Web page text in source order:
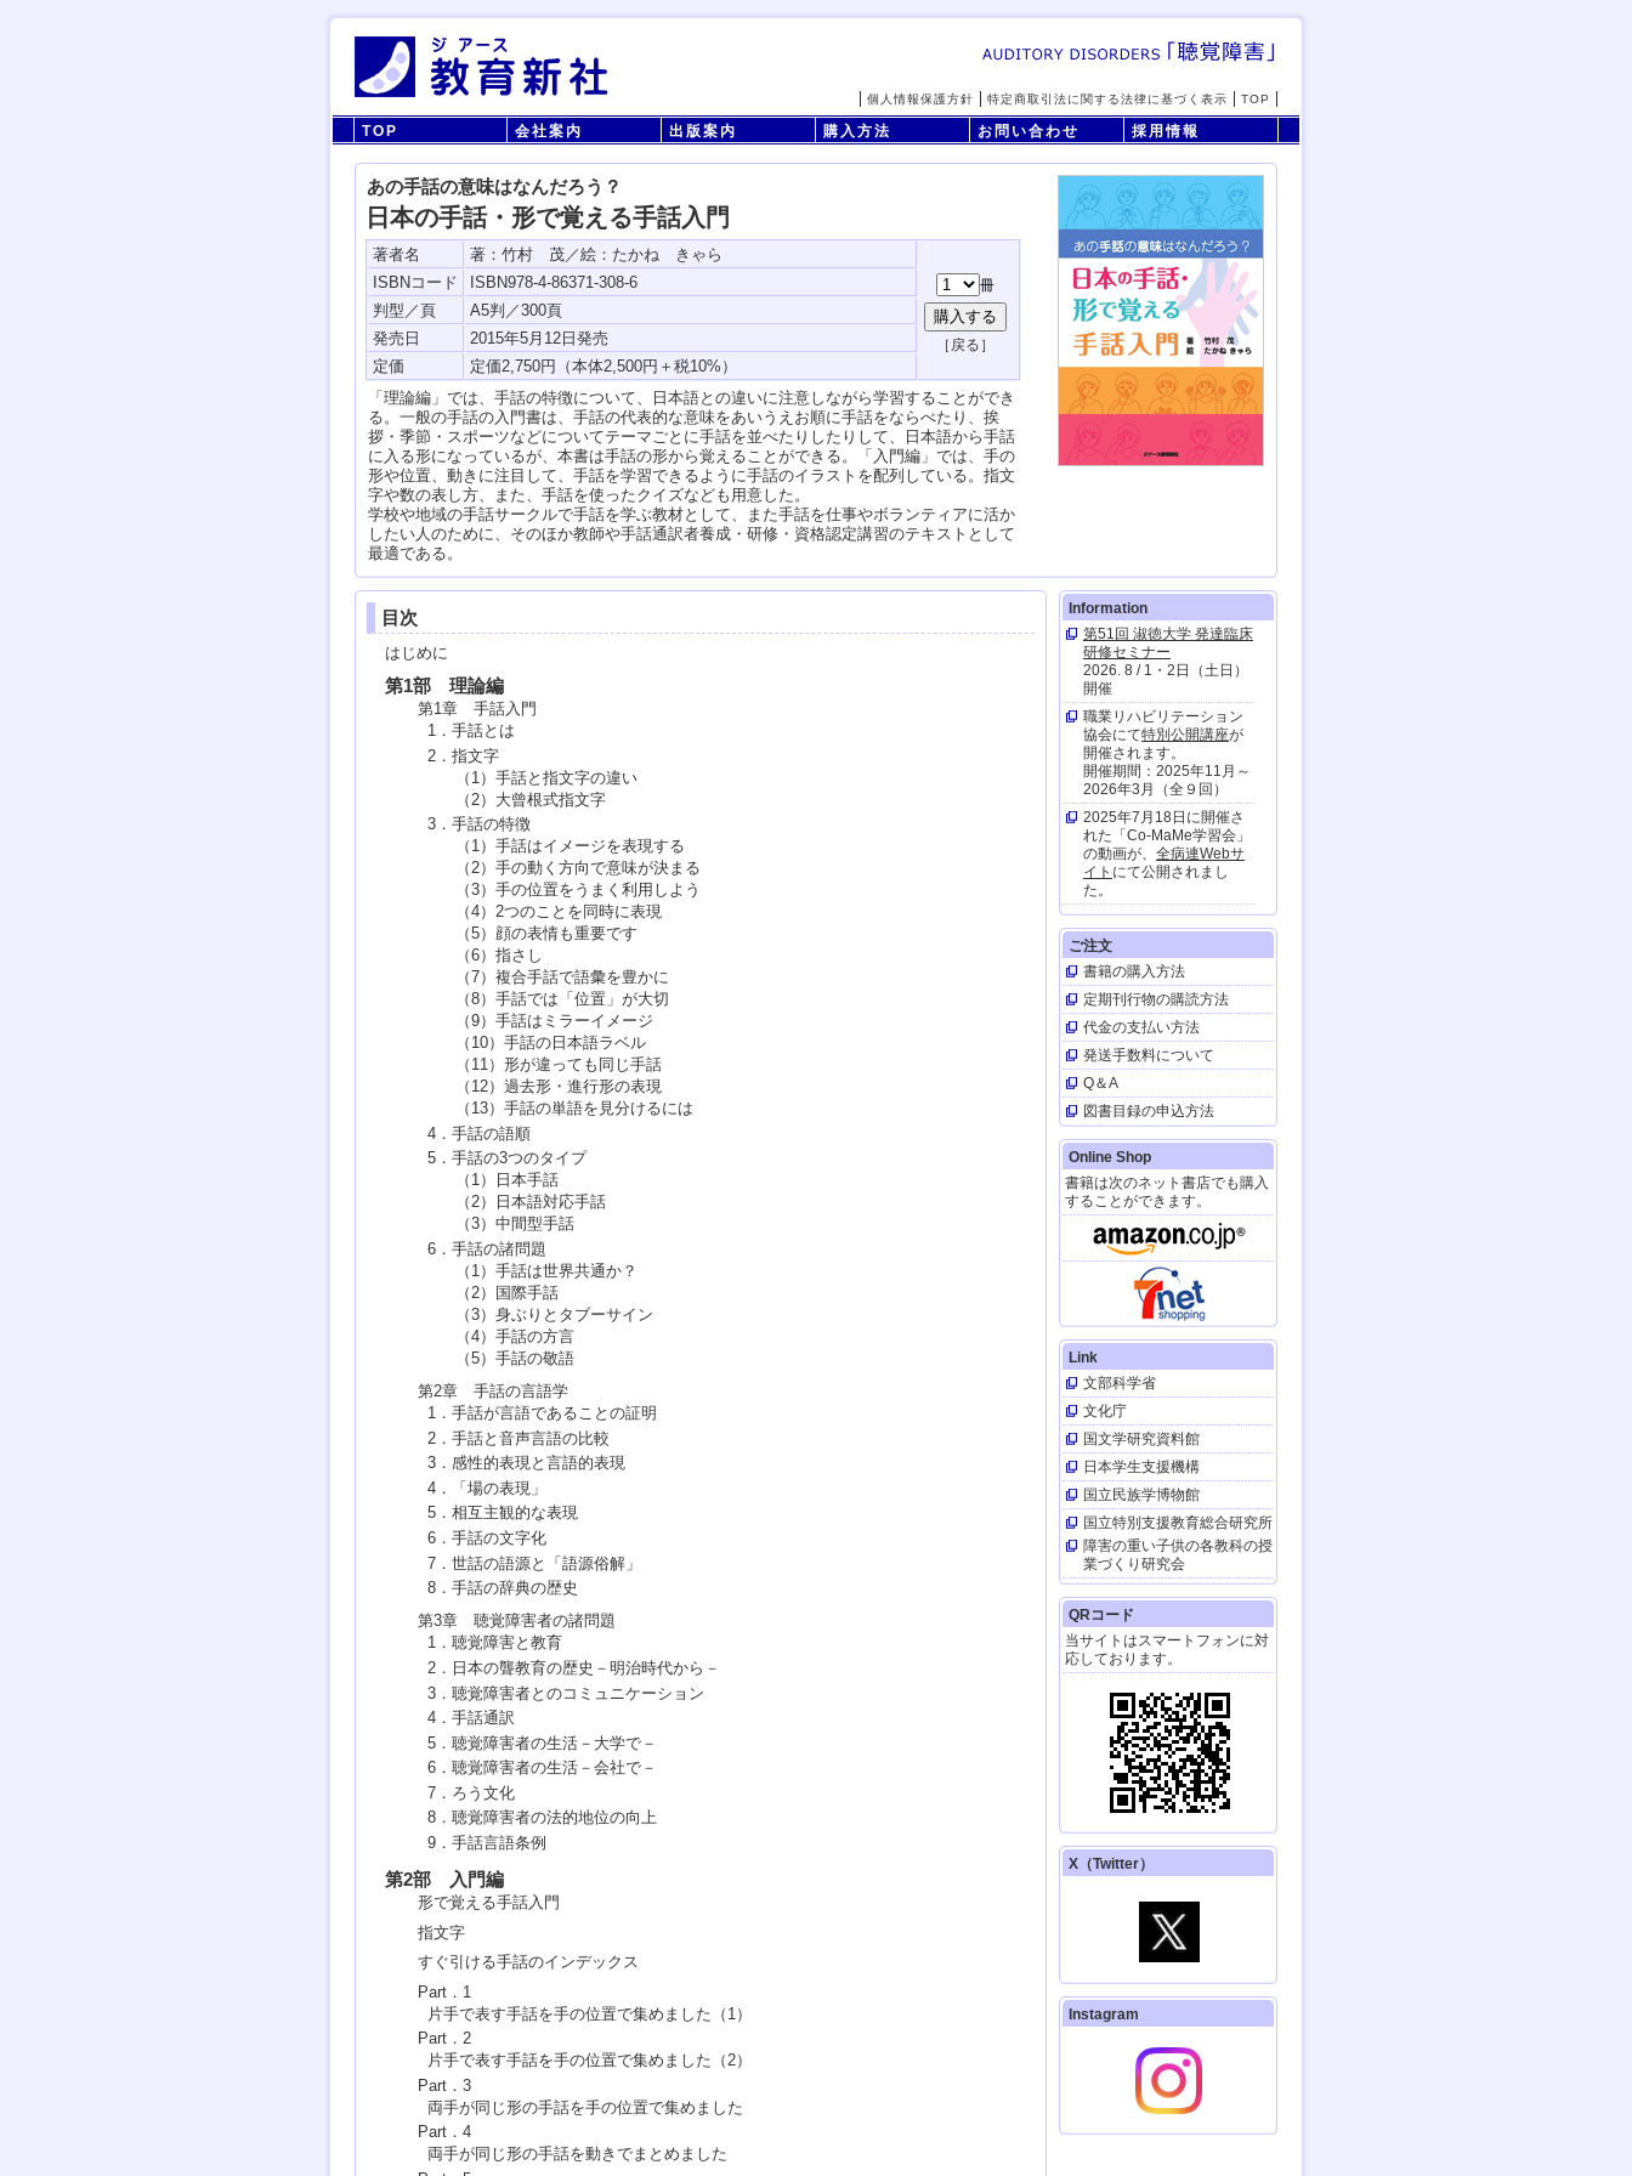
TOP
特定商取引法に関する法律に基づく表示
個人情報保護方針
TOP 会社案内 出版案内 購入方法 お問い合わせ 採用情報
あの手話の意味はなんだろう？
日本の手話・形で覚える手話入門
著者名
著：竹村 茂／絵：たかね きゃら
ISBNコード
ISBN978-4-86371-308-6
判型／頁
A5判／300頁
発売日
2015年5月12日発売
定価
「理論編」では、手話の特徴について、日本語との違いに注意しながら学習することができ
る。一般の手話の入門書は、手話の代表的な意味をあいうえお順に手話をならべたり、挨
拶・季節・スポーツなどについてテーマごとに手話を並べたりしたりして、日本語から手話
に入る形になっているが、本書は手話の形から覚えることができる。「入門編」では、手の
形や位置、動きに注目して、手話を学習できるように手話のイラストを配列している。指文
字や数の表し方、また、手話を使ったクイズなども用意した。
学校や地域の手話サークルで手話を学ぶ教材として、また手話を仕事やボランティアに活か
したい人のために、そのほか教師や手話通訳者養成・研修・資格認定講習のテキストとして
最適である。
目次
はじめに
第1部 理論編
第1章 手話入門
1．手話とは
2．指文字
（1）手話と指文字の違い
（2）大曾根式指文字
3．手話の特徴
（1）手話はイメージを表現する
（2）手の動く方向で意味が決まる
（3）手の位置をうまく利用しよう
（4）2つのことを同時に表現
（5）顔の表情も重要です
（6）指さし
（7）複合手話で語彙を豊かに
（8）手話では「位置」が大切
（9）手話はミラーイメージ
（10）手話の日本語ラベル
（11）形が違っても同じ手話
（12）過去形・進行形の表現
（13）手話の単語を見分けるには
4．手話の語順
5．手話の3つのタイプ
（1）日本手話
（2）日本語対応手話
（3）中間型手話
6．手話の諸問題
（1）手話は世界共通か？
（2）国際手話
（3）身ぶりとタブーサイン
（4）手話の方言
（5）手話の敬語
第2章 手話の言語学
1．手話が言語であることの証明
2．手話と音声言語の比較
3．感性的表現と言語的表現
4．「場の表現」
5．相互主観的な表現
6．手話の文字化
7．世話の語源と「語源俗解」
8．手話の辞典の歴史
第3章 聴覚障害者の諸問題
1．聴覚障害と教育
2．日本の聾教育の歴史－明治時代から－
3．聴覚障害者とのコミュニケーション
4．手話通訳
5．聴覚障害者の生活－大学で－
6．聴覚障害者の生活－会社で－
7．ろう文化
8．聴覚障害者の法的地位の向上
9．手話言語条例
第2部 入門編
形で覚える手話入門
指文字
すぐ引ける手話のインデックス
Part．1
片手で表す手話を手の位置で集めました（1）
Part．2
片手で表す手話を手の位置で集めました（2）
Part．3
両手が同じ形の手話を手の位置で集めました
Part．4
両手が同じ形の手話を動きでまとめました
Information
第51回 淑徳大学 発達臨床
研修セミナー
2026. 8 / 1・2日（土日）
開催
職業リハビリテーション
協会にて特別公開講座が
開催されます。
開催期間：2025年11月～
2026年3月（全９回）
2025年7月18日に開催さ
れた「Co-MaMe学習会」
の動画が、 全病連Webサ
イト にて公開されまし
た。
【イベント】
『はるの空』著者の春日
晴樹さんトークイベント
「石神井ろう学校のハル
とはるが語る、ろう者の
世界。」
2025年11月1日（土）下
北沢の書店 「本屋B＆B」
にて開催！
【イベント】
第50回 淑徳大学 発達臨床
研修セミナー
2025.8/2・3日(土日) 開催
【イベント】
キャリア発達支援研究会
お問合せが続いているの
で申し込み期限を延長し
ます。検討中のみなさん
お急ぎください！
（ただし、16日以降は若
干の制限があることをご
【TV放送】
『はるの空』の著者、聴
覚障害者の春日晴樹さん
とその家族が 10/26（土）
21時30分～Eテレ
ヶ谷アパートメント」に
出演します。
【イベント】
春日晴樹さんが9/ 21(土)
にHTB北海道テレビのイ
ベントでトークショー。
『はるの空』も販売。
【TV放送】
はるの空 聞こえなくて
も、できるんだよ
『はるの空』の著者、春日晴
（日本テレビ9月1日（日）
24:55～ほか）。
【イベント】
日本育療学会第28回学術
2024.8/10（土）開催
キャリア発達支援研究会
12回年次大会（青森）
2024.11/30・12/1（土日）
研修セミナー
2024.8/3・4日（土日）開
催
【TV放送】(YouTubeも配信)
テレメンタリー2024「世
界一きれいな言葉」
全国放送！ 『はるの空』の
ご注文
書籍の購入方法
定期刊行物の購読方法
代金の支払い方法
発送手数料について
Q＆A
図書目録の申込方法
Online Shop
書籍は次のネット書店でも購入
することができます。
Link
文部科学省
文化庁
国文学研究資料館
日本学生支援機構
国立民族学博物館
国立特別支援教育総合研究所
障害の重い子供の各教科の授
業づくり研究会
QRコード
当サイトはスマートフォンに対
応しております。
X（Twitter）
Instagram